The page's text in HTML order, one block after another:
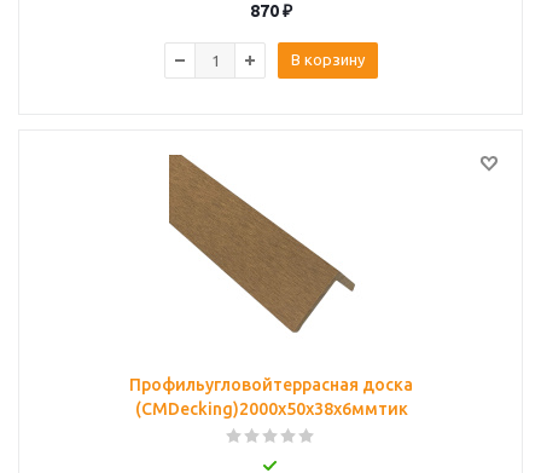
870₽
В корзину
Профильугловойтеррасная доска
(CMDecking)2000х50х38х6ммтик